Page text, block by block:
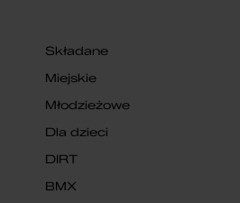
Składane
Miejskie
Młodzieżowe
Dla dzieci
DIRT
BMX